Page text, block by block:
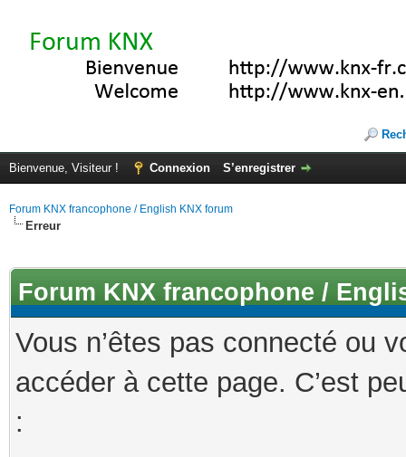
Bienvenue, Visiteur ! Connexion S’enregistrer
Forum KNX francophone / English KNX forum
Erreur
Forum KNX francophone /
Vous n’êtes pas connecté ou
accéder à cette page. C’est
: